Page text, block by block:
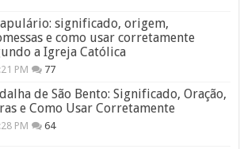
significado, origem,
e como usar corretamente
a Igreja Católica
PM 77
de São Bento: Significado, Oração,
e Como Usar Corretamente
PM 64